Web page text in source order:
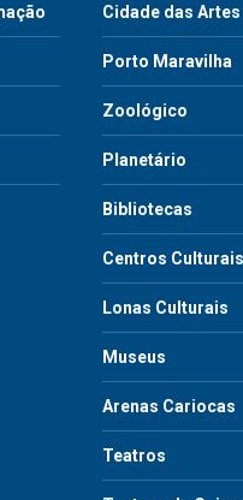
Cidade das Artes
Porto Maravilha
Zoológico
Planetário
Bibliotecas
Centros Culturais
Lonas Culturais
Museus
Arenas Cariocas
Teatros